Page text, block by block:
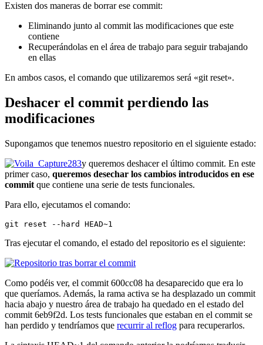
Existen dos maneras de borrar ese commit:
Eliminando junto al commit las modificaciones que este
contiene
Recuperándolas en el área de trabajo para seguir trabajando
en ellas
En ambos casos, el comando que utilizaremos será «git reset».
Deshacer el commit perdiendo las
modificaciones
Supongamos que tenemos nuestro repositorio en el siguiente estado:
y queremos deshacer el último commit. En este
primer caso, queremos desechar los cambios introducidos en ese
commit que contiene una serie de tests funcionales.
Para ello, ejecutamos el comando:
git reset --hard HEAD~1
Tras ejecutar el comando, el estado del repositorio es el siguiente:
Como podéis ver, el commit 600cc08 ha desaparecido que era lo
que queríamos. Además, la rama activa se ha desplazado un commit
hacia abajo y nuestro área de trabajo ha quedado en el estado del
commit 6eb9f2d. Los tests funcionales que estaban en el commit se
han perdido y tendríamos que recurrir al reflog para recuperarlos.